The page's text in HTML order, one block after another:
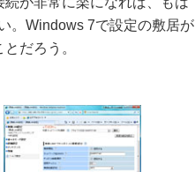
。Windows 7で設定の敷居が
だろう。